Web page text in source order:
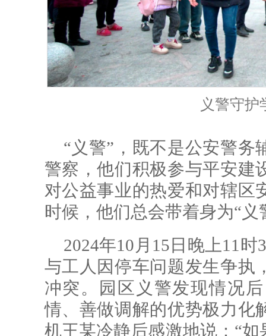
义警守护
“义警”，既不是公安警务
警察，他们积极参与平安建
对公益事业的热爱和对辖区
时候，他们总会带着身为“
2024年10月15日晚上11
与工人因停车问题发生争执
冲突。园区义警发现情况
情、善做调解的优势极力化
机王某冷静后感激地说：“